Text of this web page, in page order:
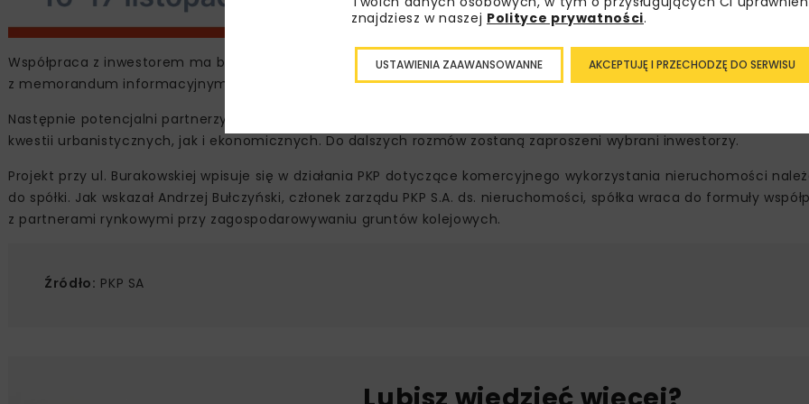
Współpraca z inwestorem ma być prowadzona etapami. Najpierw zainteresowane podmioty otrzymają możliwość
z memorandum informacyjnym, które zawiera szczegółowe założenia przedsięwzięcia.
Następnie potencjalni partnerzy mają przedstawić własne analizy oraz koncepcje realizacji projektu. Będą one
kwestii urbanistycznych, jak i ekonomicznych. Do dalszych rozmów zostaną zaproszeni wybrani inwestorzy.
Projekt przy ul. Burakowskiej wpisuje się w działania PKP dotyczące komercyjnego wykorzystania nieruchomości
do spółki. Jak wskazał Andrzej Bułczyński, członek zarządu PKP S.A. ds. nieruchomości, spółka wraca do formuły
z partnerami rynkowymi przy zagospodarowywaniu gruntów kolejowych.
Źródło: PKP SA
znajdziesz w naszej Polityce prywatności.
AKCEPTUJĘ I PRZECHODZĘ DO SERWISU
USTAWIENIA ZAAWANSOWANNE